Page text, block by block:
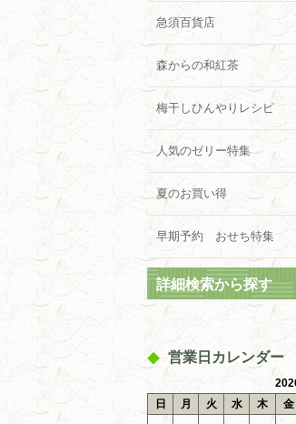
急須百貨店
森からの和紅茶
梅干しひんやりレシピ
人気のゼリー特集
夏のお買い得
早期予約 おせち特集
詳細検索から探す
営業日カレンダー
日
月 火 水 木 金